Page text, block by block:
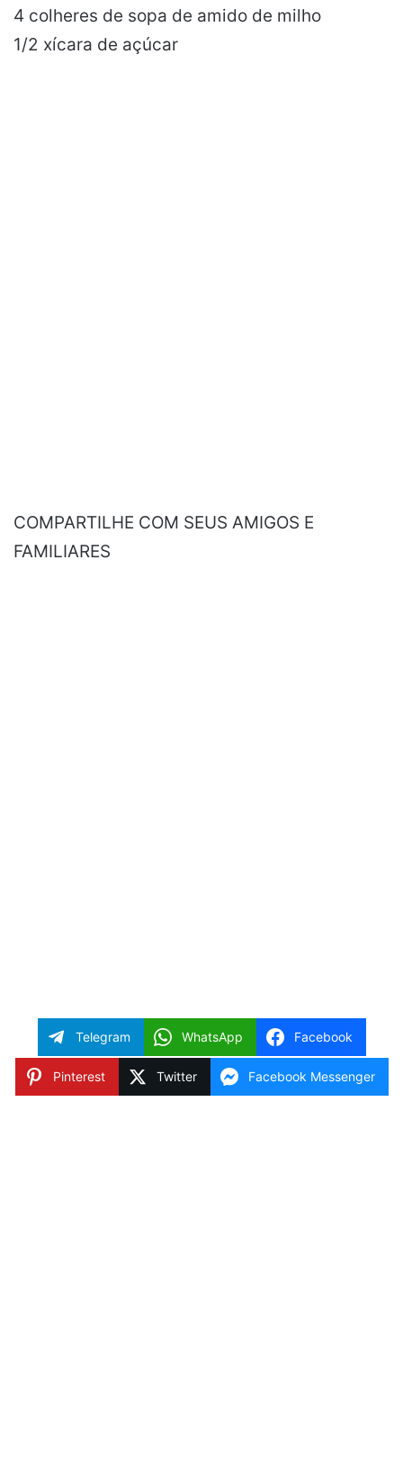
4 colheres de sopa de amido de milho
1/2 xícara de açúcar
COMPARTILHE COM SEUS AMIGOS E
FAMILIARES
Telegram WhatsApp Facebook
Pinterest Twitter Facebook Messenger